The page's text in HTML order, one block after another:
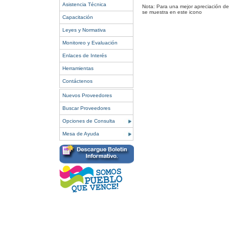
Asistencia Técnica
Capacitación
Leyes y Normativa
Monitoreo y Evaluación
Enlaces de Interés
Herramientas
Contáctenos
Nuevos Proveedores
Buscar Proveedores
Opciones de Consulta
Mesa de Ayuda
Nota: Para una mejor apreciación
se muestra en este icono